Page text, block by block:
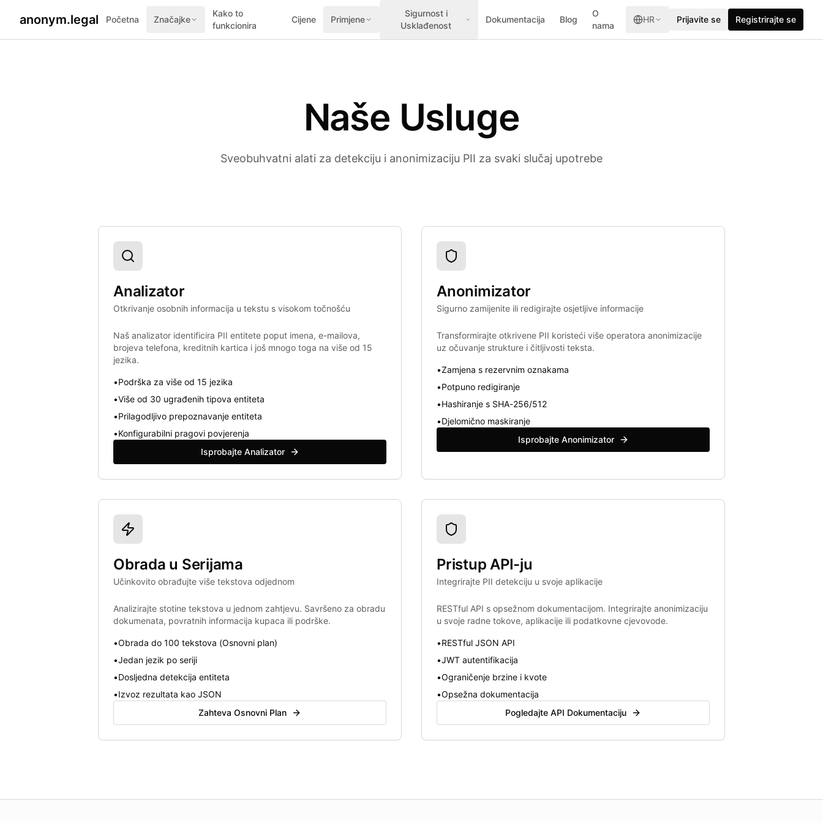
anonym.legal Početna Značajke
Kako to
funkcionira
Cijene Primjene
Sigurnost i
Usklađenost
Dokumentacija Blog
O
nama
HR Prijavite se Registrirajte se
Naše Usluge
Sveobuhvatni alati za detekciju i anonimizaciju PII za svaki slučaj upotrebe
Naše Usluge
Analizator
Otkrivanje osobnih informacija u tekstu s visokom točnošću
Naš analizator identificira PII entitete poput imena, e-mailova,
brojeva telefona, kreditnih kartica i još mnogo toga na više od 15
jezika.
•Podrška za više od 15 jezika
•Više od 30 ugrađenih tipova entiteta
•Prilagodljivo prepoznavanje entiteta
•Konfigurabilni pragovi povjerenja
Isprobajte Analizator
Anonimizator
Sigurno zamijenite ili redigirajte osjetljive informacije
Transformirajte otkrivene PII koristeći više operatora anonimizacije
uz očuvanje strukture i čitljivosti teksta.
•Zamjena s rezervnim oznakama
•Potpuno redigiranje
•Hashiranje s SHA-256/512
•Djelomično maskiranje
Isprobajte Anonimizator
Obrada u Serijama
Učinkovito obrađujte više tekstova odjednom
Analizirajte stotine tekstova u jednom zahtjevu. Savršeno za obradu
dokumenata, povratnih informacija kupaca ili podrške.
•Obrada do 100 tekstova (Osnovni plan)
•Jedan jezik po seriji
•Dosljedna detekcija entiteta
•Izvoz rezultata kao JSON
Zahteva Osnovni Plan
Pristup API-ju
Integrirajte PII detekciju u svoje aplikacije
RESTful API s opsežnom dokumentacijom. Integrirajte anonimizaciju
u svoje radne tokove, aplikacije ili podatkovne cjevovode.
•RESTful JSON API
•JWT autentifikacija
•Ograničenje brzine i kvote
•Opsežna dokumentacija
Pogledajte API Dokumentaciju